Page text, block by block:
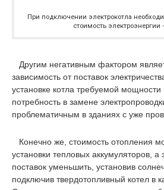
При подключении электрокотла
стоимость электроэнергии
Другим негативным фактором
зависимость от поставок
установке котла требуемой мощности
потребность в замене
проблематичным в зданиях с уже
Конечно же, стоимость отопления
установки тепловых аккумуляторов, а
поставок уменьшить, установив
подключив твердотопливный котел в